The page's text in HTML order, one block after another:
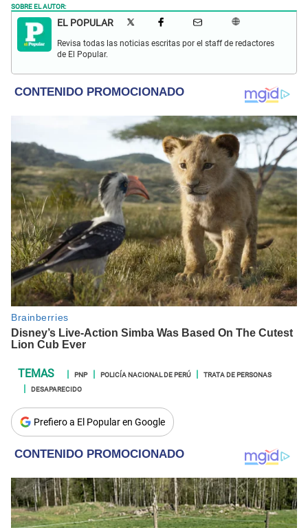
SOBRE EL AUTOR:
EL POPULAR
Revisa todas las noticias escritas por el staff de redactores
de El Popular.
PNP POLICÍA NACIONAL DE PERÚ
TRATA DE PERSONAS
DESAPARECIDO
Prefiero a El Popular en Google